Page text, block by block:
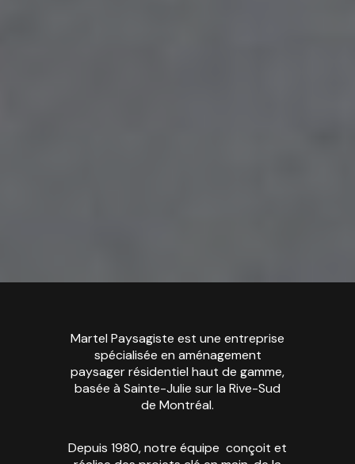
Martel Paysagiste est une entreprise
spécialisée en aménagement
paysager résidentiel haut de gamme,
basée à Sainte-Julie sur la Rive-Sud
de Montréal.
Depuis 1980, notre équipe conçoit et